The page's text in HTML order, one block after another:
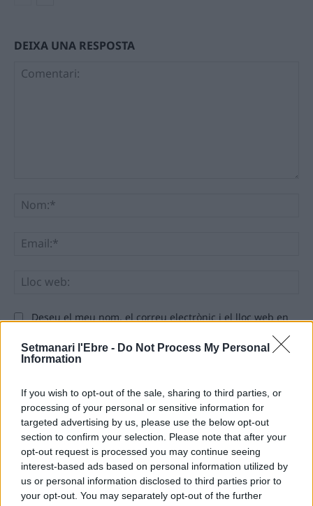
Setmanari l'Ebre - Do Not Process My Personal
Information
If you wish to opt-out of the sale, sharing to third parties, or
processing of your personal or sensitive information for
targeted advertising by us, please use the below opt-out
section to confirm your selection. Please note that after your
opt-out request is processed you may continue seeing
interest-based ads based on personal information utilized by
us or personal information disclosed to third parties prior to
your opt-out. You may separately opt-out of the further
DEIXA UNA RESPOSTA
Deseu el meu nom, el correu electrònic i el lloc web en
aquest navegador per a la propera vegada que comenti.
ÚLTIMES NOTÍCIES
L’Ajuntament de Tortosa amplia el
termini de les obres de l’aparcament